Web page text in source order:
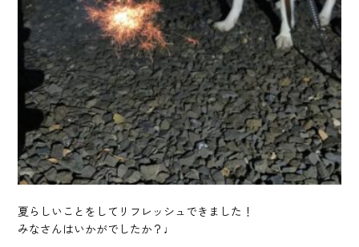
夏らしいことをしてリフレッシュできました！
みなさんはいかがでしたか？♩